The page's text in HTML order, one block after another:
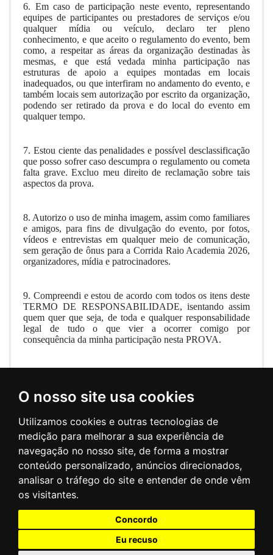
O nosso site usa cookies
Utilizamos cookies e outras tecnologias de
medição para melhorar a sua experiência de
navegação no nosso site, de forma a mostrar
conteúdo personalizado, anúncios direcionados,
analisar o tráfego do site e entender de onde vêm
os visitantes.
Concordo
Eu recuso
6. Em caso de participação neste evento, representando
equipes de participantes ou prestadores de serviços e/ou
qualquer mídia ou veículo, declaro ter pleno
conhecimento, e que aceito o regulamento do evento, bem
como, a respeitar as áreas da organização destinadas às
mesmas, e que está vedada minha participação nas
estruturas de apoio a equipes montadas em locais
inadequados, ou que interfiram no andamento do evento, e
também locais sem autorização por escrito da organização,
podendo ser retirado da prova e do local do evento em
qualquer tempo.
7. Estou ciente das penalidades e possível desclassificação
que posso sofrer caso descumpra o regulamento ou cometa
falta grave. Excluo meu direito de reclamação sobre tais
aspectos da prova.
8. Autorizo o uso de minha imagem, assim como familiares
e amigos, para fins de divulgação do evento, por fotos,
vídeos e entrevistas em qualquer meio de comunicação,
sem geração de ônus para a Corrida Raio Academia 2026,
organizadores, mídia e patrocinadores.
9. Compreendi e estou de acordo com todos os itens deste
TERMO DE RESPONSABILIDADE, isentando assim
quem quer que seja, de toda e qualquer responsabilidade
legal de tudo o que vier a ocorrer comigo por
consequência da minha participação nesta PROVA.
CONTATO
Zenite Esportes © 2026
Desenvolvido porAdriano Santos